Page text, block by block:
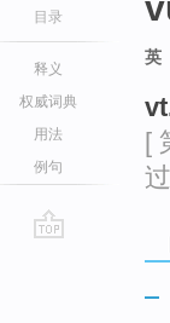
目录
释义
权威词典
用法
例句
英
[